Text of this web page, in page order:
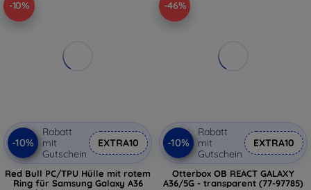
-10%
-10%
Rabatt
mit
Gutschein
EXTRA10
Red Bull PC/TPU Hülle mit rotem
Ring für Samsung Galaxy A36
-46%
-10%
Rabatt
mit
Gutschein
EXTRA10
Otterbox OB REACT GALAXY
A36/5G - transparent (77-97785)